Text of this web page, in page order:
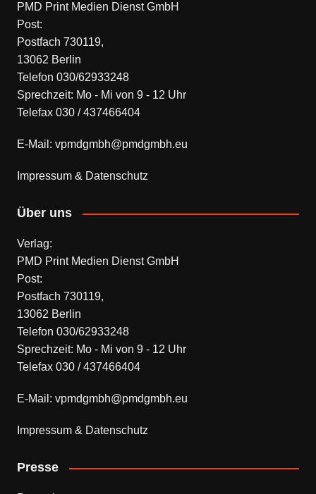
PMD Print Medien Dienst GmbH
Post:
Postfach 730119,
13062 Berlin
Telefon 030/62933248
Sprechzeit: Mo - Mi von 9 - 12 Uhr
Telefax 030 / 437466404
E-Mail: vpmdgmbh@pmdgmbh.eu
Impressum & Datenschutz
Über uns
Verlag:
PMD Print Medien Dienst GmbH
Post:
Postfach 730119,
13062 Berlin
Telefon 030/62933248
Sprechzeit: Mo - Mi von 9 - 12 Uhr
Telefax 030 / 437466404
E-Mail: vpmdgmbh@pmdgmbh.eu
Impressum & Datenschutz
Presse